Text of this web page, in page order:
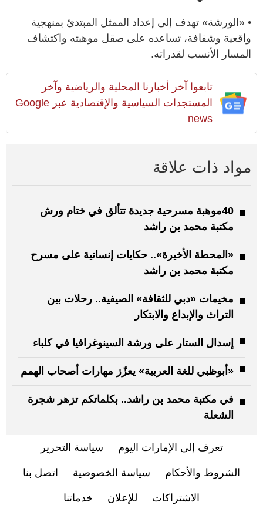
• «الورشة» تهدف إلى إعداد الممثل المبتدئ بمنهجية
واقعية وشفافة، تساعده على صقل موهبته واكتشاف
المسار الأنسب لقدراته.
تابعوا آخر أخبارنا المحلية والرياضية وآخر
المستجدات السياسية والإقتصادية عبر Google
news
مواد ذات علاقة
40موهبة مسرحية جديدة تتألق في ختام ورش
مكتبة محمد بن راشد
«المحطة الأخيرة».. حكايات إنسانية على مسرح
مكتبة محمد بن راشد
مخيمات «دبي للثقافة» الصيفية.. رحلات بين
التراث والإبداع والابتكار
إسدال الستار على ورشة السينوغرافيا في كلباء
«أبوظبي للغة العربية» يعزّز مهارات أصحاب الهمم
في مكتبة محمد بن راشد.. بكلماتكم تزهر شجرة
الشعلة
تعرف إلى الإمارات اليوم سياسة التحرير
الشروط والأحكام سياسة الخصوصية اتصل بنا
الاشتراكات للإعلان خدماتنا